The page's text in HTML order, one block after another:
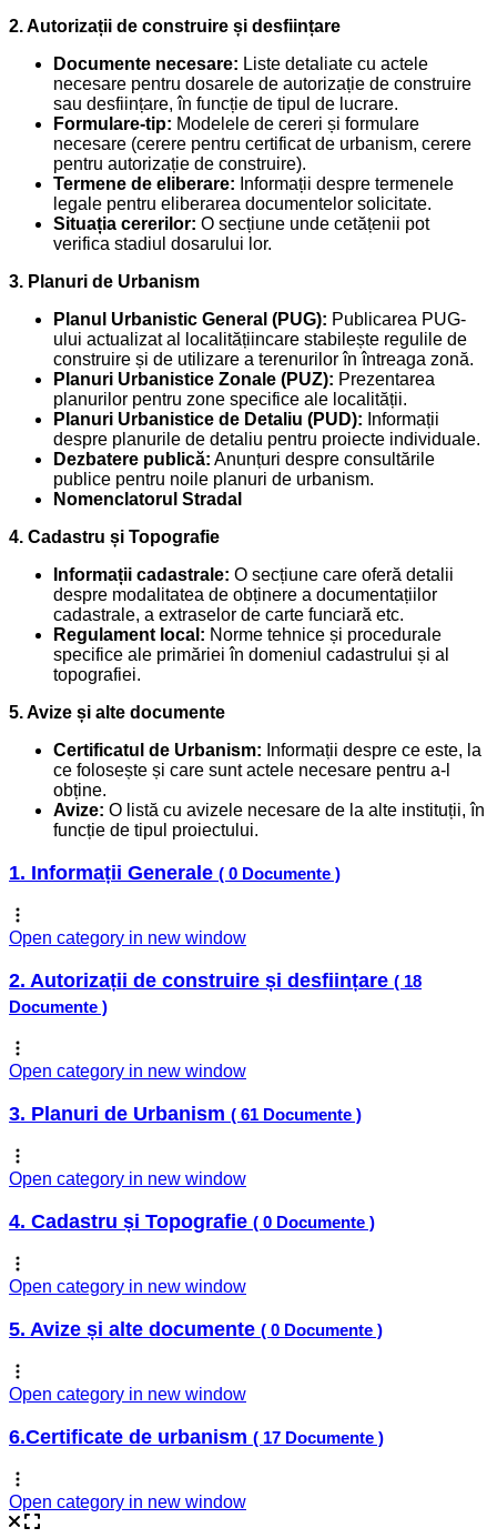
2. Autorizații de construire și desființare
Documente necesare: Liste detaliate cu actele
necesare pentru dosarele de autorizație de construire
sau desființare, în funcție de tipul de lucrare.
Formulare-tip: Modelele de cereri și formulare
necesare (cerere pentru certificat de urbanism, cerere
pentru autorizație de construire).
Termene de eliberare: Informații despre termenele
legale pentru eliberarea documentelor solicitate.
Situația cererilor: O secțiune unde cetățenii pot
verifica stadiul dosarului lor.
3. Planuri de Urbanism
Planul Urbanistic General (PUG): Publicarea PUG-
ului actualizat al localitățiincare stabilește regulile de
construire și de utilizare a terenurilor în întreaga zonă.
Planuri Urbanistice Zonale (PUZ): Prezentarea
planurilor pentru zone specifice ale localității.
Planuri Urbanistice de Detaliu (PUD): Informații
despre planurile de detaliu pentru proiecte individuale.
Dezbatere publică: Anunțuri despre consultările
publice pentru noile planuri de urbanism.
Nomenclatorul Stradal
4. Cadastru și Topografie
Informații cadastrale: O secțiune care oferă detalii
despre modalitatea de obținere a documentațiilor
cadastrale, a extraselor de carte funciară etc.
Regulament local: Norme tehnice și procedurale
specifice ale primăriei în domeniul cadastrului și al
topografiei.
5. Avize și alte documente
Certificatul de Urbanism: Informații despre ce este, la
ce folosește și care sunt actele necesare pentru a-l
obține.
Avize: O listă cu avizele necesare de la alte instituții, în
funcție de tipul proiectului.
1. Informații Generale ( 0 Documente )
Open category in new window
2. Autorizații de construire și desființare ( 18
Documente )
Open category in new window
3. Planuri de Urbanism ( 61 Documente )
Open category in new window
4. Cadastru și Topografie ( 0 Documente )
Open category in new window
5. Avize și alte documente ( 0 Documente )
Open category in new window
6.Certificate de urbanism ( 17 Documente )
Open category in new window